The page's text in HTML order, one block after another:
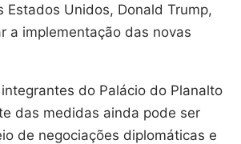
Estados Unidos, Donald Trump,
a implementação das novas
do Palácio do Planalto
das medidas ainda pode ser
de negociações diplomáticas e